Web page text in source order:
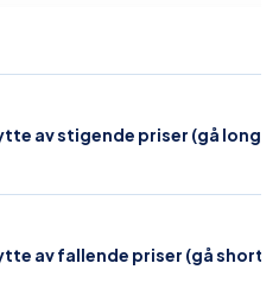
av stigende priser (gå long)
av fallende priser (gå short)